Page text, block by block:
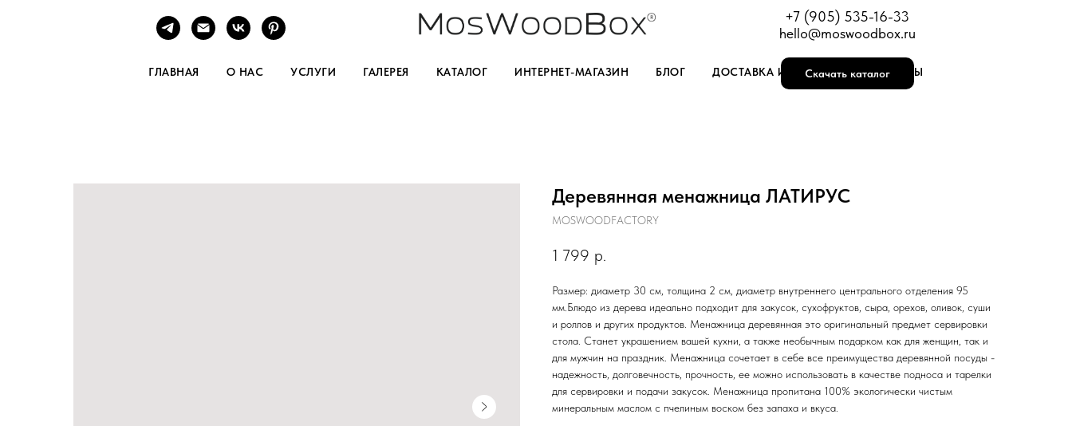
+7 (905) 535-16-33
hello@moswoodbox.ru
Скачать каталог
ГЛАВНАЯ О НАС УСЛУГИ ГАЛЕРЕЯ КАТАЛОГ ИНТЕРНЕТ-МАГАЗИН БЛОГ ДОСТАВКА И ОПЛАТА КОНТАКТЫ
Деревянная менажница ЛАТИРУС
MOSWOODFACTORY
1 799 р.
Размер: диаметр 30 см, толщина 2 см, диаметр внутреннего центрального отделения 95
мм.Блюдо из дерева идеально подходит для закусок, сухофруктов, сыра, орехов, оливок, суши
и роллов и других продуктов. Менажница деревянная это оригинальный предмет сервировки
стола. Станет украшением вашей кухни, а также необычным подарком как для женщин, так и
для мужчин на праздник. Менажница сочетает в себе все преимущества деревянной посуды -
надежность, долговечность, прочность, ее можно использовать в качестве подноса и тарелки
для сервировки и подачи закусок. Менажница пропитана 100% экологически чистым
минеральным маслом с пчелиным воском без запаха и вкуса.